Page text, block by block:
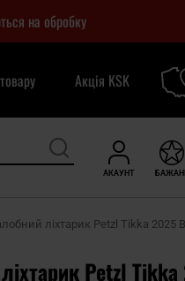
на обробку
Акція KSK
АКАУНТ
ліхтарик Petzl Tikka 2025
Petzl